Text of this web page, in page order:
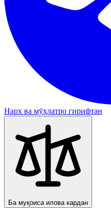
Нарх ва мӯҳлатро гирифтан
Ба муқоиса илова кардан